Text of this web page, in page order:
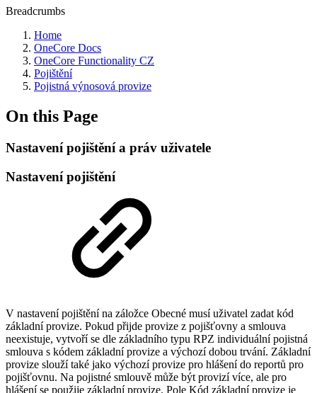
Breadcrumbs
Home
OneCore Docs
OneCore Functionality CZ
Pojištění
Pojistná výnosová provize
On this Page
Nastavení pojištění a práv uživatele
Nastavení pojištění
V nastavení pojištění na záložce Obecné musí uživatel zadat kód
základní provize. Pokud přijde provize z pojišťovny a smlouva
neexistuje, vytvoří se dle základního typu RPZ individuální pojistná
smlouva s kódem základní provize a výchozí dobou trvání. Základní
provize slouží také jako výchozí provize pro hlášení do reportů pro
pojišťovnu. Na pojistné smlouvě může být provizí více, ale pro
hlášení se použije základní provize. Pole Kód základní provize je